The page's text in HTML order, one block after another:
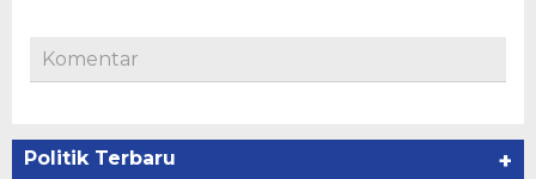
Komentar
Politik Terbaru +